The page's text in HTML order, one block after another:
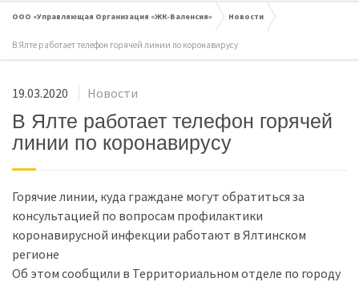
ООО «Управляющая Организация «ЖК-Валенсия» Новости
В Ялте работает телефон горячей линии по коронавирусу
19.03.2020 Новости
В Ялте работает телефон горячей
линии по коронавирусу
Горячие линии, куда граждане могут обратиться за
консультацией по вопросам профилактики
коронавирусной инфекции работают в Ялтинском
регионе
Об этом сообщили в Территориальном отделе по городу